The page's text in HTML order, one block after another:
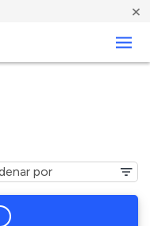
×